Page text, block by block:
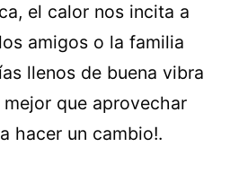
el calor nos incita a
amigos o la familia
llenos de buena vibra
mejor que aprovechar
hacer un cambio!.